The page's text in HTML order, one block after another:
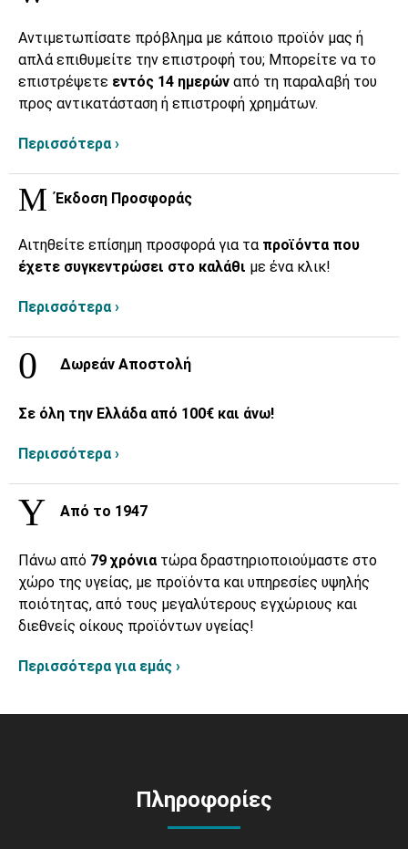
Αντιμετωπίσατε πρόβλημα με κάποιο προϊόν μας ή
απλά επιθυμείτε την επιστροφή του; Μπορείτε να το
επιστρέψετε εντός 14 ημερών από τη παραλαβή του
προς αντικατάσταση ή επιστροφή χρημάτων.
Περισσότερα ›
Έκδοση Προσφοράς
Αιτηθείτε επίσημη προσφορά για τα προϊόντα που
έχετε συγκεντρώσει στο καλάθι με ένα κλικ!
Περισσότερα ›
Δωρεάν Αποστολή
Σε όλη την Ελλάδα από 100€ και άνω!
Περισσότερα ›
Από το 1947
Πάνω από 79 χρόνια τώρα δραστηριοποιούμαστε στο
χώρο της υγείας, με προϊόντα και υπηρεσίες υψηλής
ποιότητας, από τους μεγαλύτερους εγχώριους και
διεθνείς οίκους προϊόντων υγείας!
Περισσότερα για εμάς ›
Πληροφορίες